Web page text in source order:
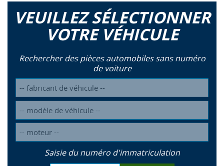
VEUILLEZ SÉLECTIONNER
VOTRE VÉHICULE
Rechercher des pièces automobiles sans numéro
de voiture
Saisie du numéro d'immatriculation